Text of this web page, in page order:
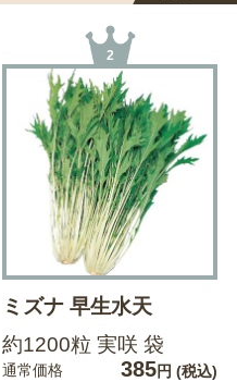
2
ミズナ 早生水天
約1200粒 実咲 袋
通常価格 385円 (税込)